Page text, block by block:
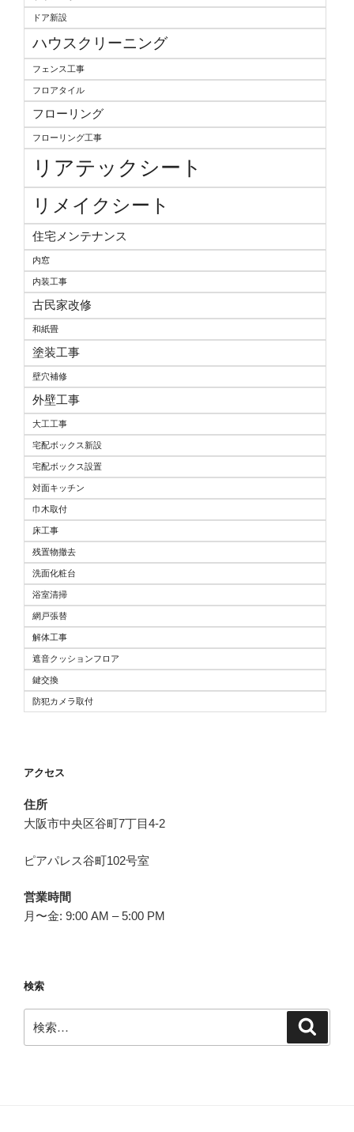
ドア新設
ハウスクリーニング
フェンス工事
フロアタイル
フローリング
フローリング工事
リアテックシート
リメイクシート
住宅メンテナンス
内窓
内装工事
古民家改修
和紙畳
塗装工事
壁穴補修
外壁工事
大工工事
宅配ボックス新設
宅配ボックス設置
対面キッチン
巾木取付
床工事
残置物撤去
洗面化粧台
浴室清掃
網戸張替
解体工事
遮音クッションフロア
鍵交換
防犯カメラ取付
アクセス
住所
大阪市中央区谷町7丁目4-2
ピアパレス谷町102号室
営業時間
月〜金: 9:00 AM – 5:00 PM
検索
索: